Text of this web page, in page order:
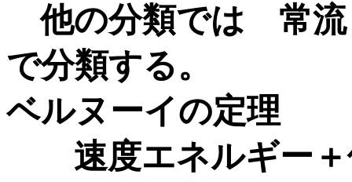
他の分類では 常流
で分類する。
ベルヌーイの定理
速度エネルギー＋